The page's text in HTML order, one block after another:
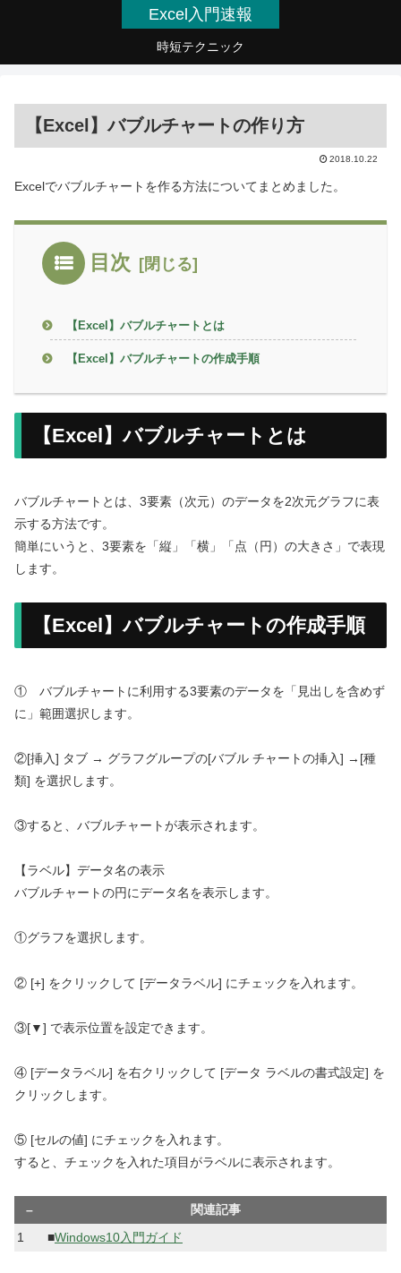
Excel入門速報
時短テクニック
【Excel】バブルチャートの作り方
2018.10.22
Excelでバブルチャートを作る方法についてまとめました。
目次
【Excel】バブルチャートとは
【Excel】バブルチャートの作成手順
【Excel】バブルチャートとは
バブルチャートとは、3要素（次元）のデータを2次元グラフに表
示する方法です。
簡単にいうと、3要素を「縦」「横」「点（円）の大きさ」で表現
します。
【Excel】バブルチャートの作成手順
① バブルチャートに利用する3要素のデータを「見出しを含めず
に」範囲選択します。
②[挿入] タブ → グラフグループの[バブル チャートの挿入] →[種
類] を選択します。
③すると、バブルチャートが表示されます。
【ラベル】データ名の表示
バブルチャートの円にデータ名を表示します。
①グラフを選択します。
② [+] をクリックして [データラベル] にチェックを入れます。
③[▼] で表示位置を設定できます。
④ [データラベル] を右クリックして [データ ラベルの書式設定] を
クリックします。
⑤ [セルの値] にチェックを入れます。
すると、チェックを入れた項目がラベルに表示されます。
–
関連記事
1
■Windows10入門ガイド